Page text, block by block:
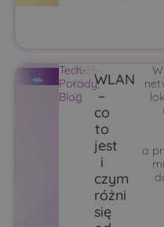
Tech-
Porady,
Blog
2026-
05-
01
WLAN
–
co
to
jest
i
czym
różni
się
a